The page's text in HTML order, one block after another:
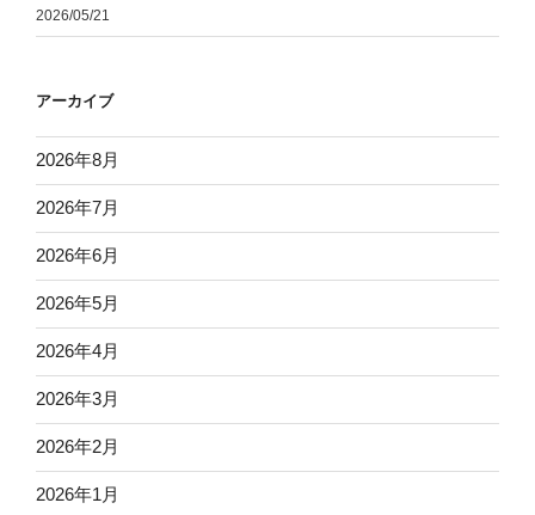
2026/05/21
アーカイブ
2026年8月
2026年7月
2026年6月
2026年5月
2026年4月
2026年3月
2026年2月
2026年1月